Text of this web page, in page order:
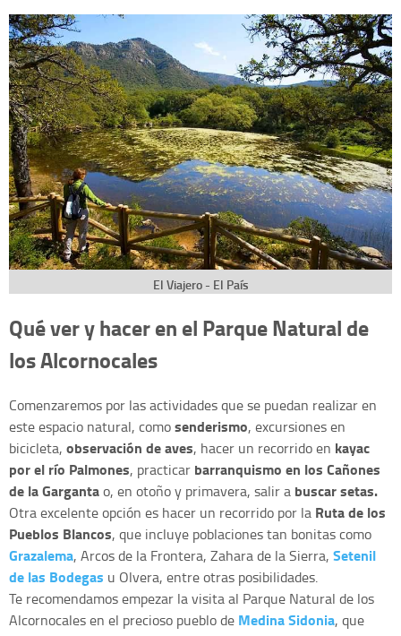
El Viajero - El País
Qué ver y hacer en el Parque Natural de
los Alcornocales
Comenzaremos por las actividades que se puedan realizar en
este espacio natural, comosenderismo, excursiones en
bicicleta, observación de aves, hacer un recorrido en kayac
por el río Palmones, practicar barranquismo en los Cañones
de la Gargantao, en otoño y primavera, salir a buscar setas.
Otra excelente opción es hacer un recorrido por la Ruta de los
Pueblos Blancos, que incluye poblaciones tan bonitas como
Grazalema, Arcos de la Frontera, Zahara de la Sierra, Setenil
de las Bodegas u Olvera, entre otras posibilidades.
Te recomendamos empezar la visita al Parque Natural de los
Alcornocales en el precioso pueblo de Medina Sidonia, que